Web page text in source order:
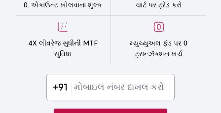
0. એકાઉન્ટ ખોલવાના શુલ્ક ચાર્ટ પર ટ્રેડ કરો
4X લીવરેજ સુધીની MTF
સુવિધા
મ્યુચ્યુઅલ ફંડ પર 0
ટ્રાન્ઝૅક્શન ખર્ચ
+91